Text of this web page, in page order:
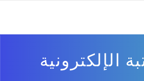
الإلكترونية